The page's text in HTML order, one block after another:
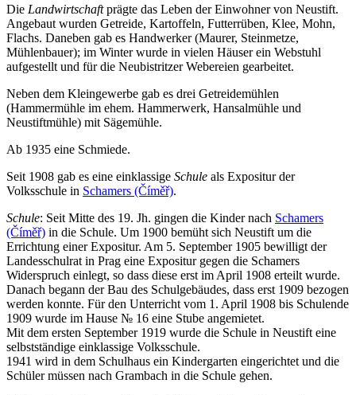
Die Landwirtschaftprägte das Leben der Einwohner von Neustift.
Angebaut wurden Getreide, Kartoffeln, Futterrüben, Klee, Mohn,
Flachs. Daneben gab es Handwerker (Maurer, Steinmetze,
Mühlenbauer); im Winter wurde in vielen Häuser ein Webstuhl
aufgestellt und für die Neubistritzer Webereien gearbeitet.
Neben dem Kleingewerbe gab es drei Getreidemühlen
(Hammermühle im ehem. Hammerwerk, Hansalmühle und
Neustiftmühle) mit Sägemühle.
Ab 1935 eine Schmiede.
Seit 1908 gab es eine einklassige Schule als Expositur der
Volksschule in Schamers (Číměř).
Schule: Seit Mitte des 19. Jh. gingen die Kinder nach Schamers
(Číměř) in die Schule. Um 1900 bemüht sich Neustift um die
Errichtung einer Expositur. Am 5. September 1905 bewilligt der
Landesschulrat in Prag eine Expositur gegen die Schamers
Widerspruch einlegt, so dass diese erst im April 1908 erteilt wurde.
Danach begann der Bau des Schulgebäudes, dass erst 1909 bezogen
werden konnte. Für den Unterricht vom 1. April 1908 bis Schulende
1909 wurde im Hause № 16 eine Stube angemietet.
Mit dem ersten September 1919 wurde die Schule in Neustift eine
selbstständige einklassige Volksschule.
1941 wird in dem Schulhaus ein Kindergarten eingerichtet und die
Schüler müssen nach Grambach in die Schule gehen.